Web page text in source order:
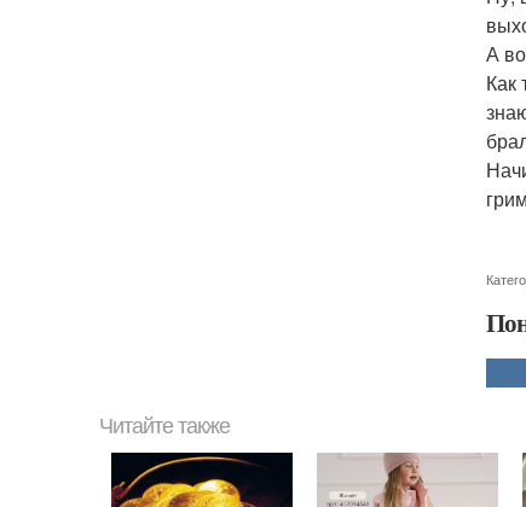
А
Как
Читайте также